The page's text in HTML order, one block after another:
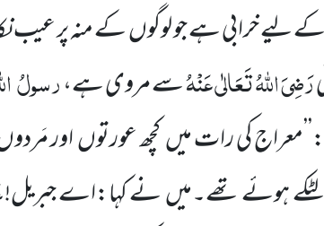
لیے خرابی ہے جو لوگوںکے منہ پر عیب
رَضِیَ اللّٰہُ تَعَالٰی عَنْہُسے مروی ہے،رسولُ
کی رات میںکچھ عورتوںاور
ہوئےتھے۔میںنے کہا:اے جبریل!